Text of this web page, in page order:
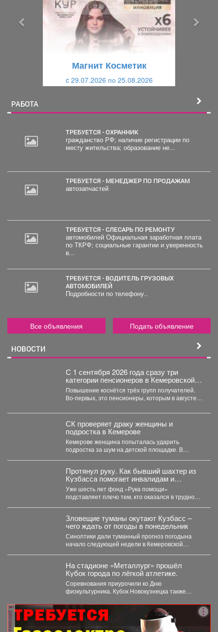
Магнит Косметик
c 29.07.2026 по 25.08.2026
РАБОТА
ТРЕБУЕТСЯ - ОХРАННИК
гражданство РФ; наличие регистрации по
месту жительства; образование не...
ТРЕБУЕТСЯ - МЕНЕДЖЕР ПО ПРОДАЖАМ
автозапчастей
ТРЕБУЕТСЯ - СЛЕСАРЬ ПО РЕМОНТУ
автомобилей Официальная заработная плата
по ТКРФ; социальные гарантии и уверенность
в...
ТРЕБУЕТСЯ - ВОДИТЕЛЬ ГРУЗОВЫХ
АВТОМОБИЛЕЙ
Подробности по телефону..
Все объявления Подать объявление
НОВОСТИ
С 1 сентября 2026 года сразу три
категории пенсионеров в Кемеровской
области, как и по всей России, получат
прибавку к страховой пенсии.
Повышение коснётся трёх групп получателей.
Во-первых, это пенсионеры, которым в августе
СК проверяет драку женщины и
подростка в Кемерове
Кемерове женщина попыталась ударить
подростка за шум на детской площадке. В
Протянул руку. Как бывший шахтер из
Кузбасса помогает инвалидам и
бездомным
Уже шесть лет фонд «Рука помощи»
подставляет плечо тем, кто оказался в трудной
Зловещие туманы окутают Кузбасс –
чего ждать от погоды в понедельник
Синоптики дали туманный прогноз погодына
начало следующей недели в Кемеровской
На стадионе «Металлург» прошёл
Кубок города по лёгкой атлетике.
Соревнования приурочили ко Дню
физкультурника. Кубок Новокузнецка также
«Шахтерское братство....
реклама